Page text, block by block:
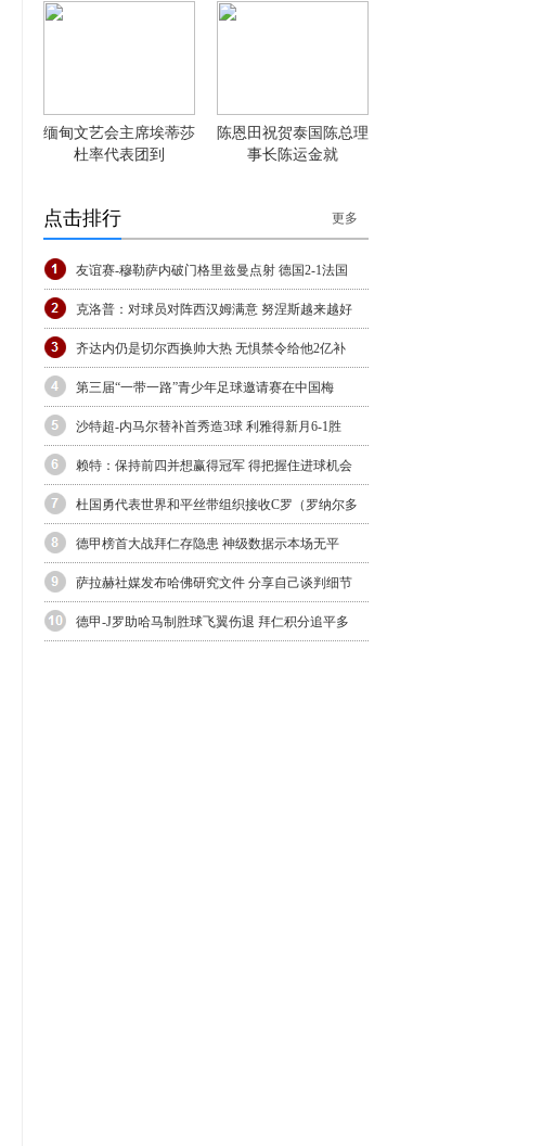
缅甸文艺会主席埃蒂莎
杜率代表团到
陈恩田祝贺泰国陈总理
事长陈运金就
点击排行 更多
友谊赛-穆勒萨内破门格里兹曼点射 德国2-1法国
克洛普：对球员对阵西汉姆满意 努涅斯越来越好
齐达内仍是切尔西换帅大热 无惧禁令给他2亿补
第三届“一带一路”青少年足球邀请赛在中国梅
沙特超-内马尔替补首秀造3球 利雅得新月6-1胜
赖特：保持前四并想赢得冠军 得把握住进球机会
杜国勇代表世界和平丝带组织接收C罗（罗纳尔多
德甲榜首大战拜仁存隐患 神级数据示本场无平
萨拉赫社媒发布哈佛研究文件 分享自己谈判细节
德甲-J罗助哈马制胜球飞翼伤退 拜仁积分追平多